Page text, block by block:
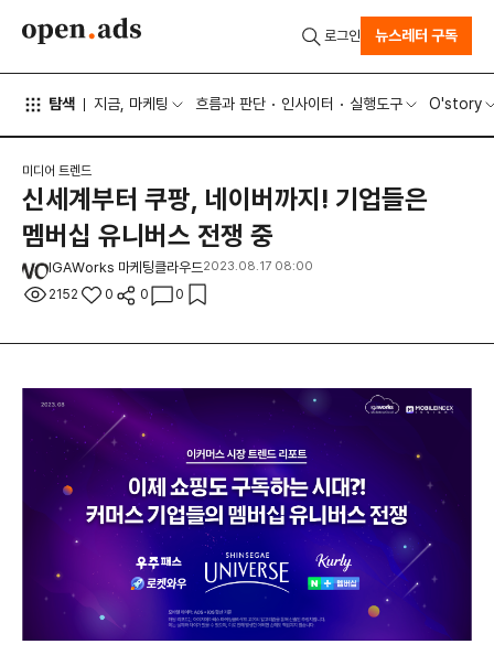
탐색 지금, 마케팅 흐름과 판단 인사이터 실행도구 O'story
로그인 뉴스레터 구독
미디어 트렌드
신세계부터 쿠팡, 네이버까지! 기업들은
멤버십 유니버스 전쟁 중
IGAWorks 마케팅클라우드2023.08.17 08:00
2152 0 0 0